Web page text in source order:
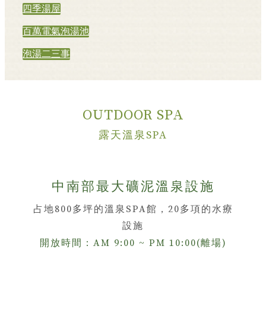
四季湯屋
百萬電氣泡湯池
泡湯二三事
OUTDOOR SPA
露天溫泉SPA
中南部最大礦泥溫泉設施
占地800多坪的溫泉SPA館，20多項的水療
設施
開放時間：AM 9:00 ~ PM 10:00(離場)